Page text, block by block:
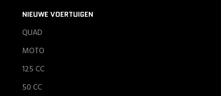
NIEUWE VOERTUIGEN
QUAD
MOTO
125 CC
50 CC